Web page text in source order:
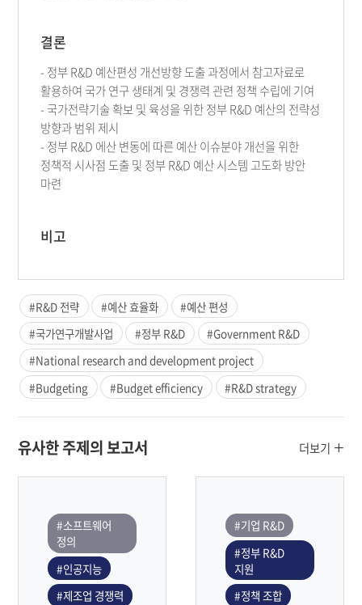
결론
- 정부 R&D 예산편성 개선방향 도출 과정에서 참고자료로
활용하여 국가 연구 생태계 및 경쟁력 관련 정책 수립에 기여
- 국가전략기술 확보 및 육성을 위한 정부 R&D 예산의 전략성
방향과 범위 제시
- 정부 R&D 에산 변동에 따른 예산 이슈분야 개선을 위한
정책적 시사점 도출 및 정부 R&D 예산 시스템 고도화 방안
마련
비고
#R&D 전략 #예산 효율화
#예산 편성
#국가연구개발사업
#정부 R&D
#Government R&D
#National research and development project
#Budgeting
#Budget efficiency #R&D strategy
유사한 주제의 보고서
#소프트웨어
정의
#인공지능
#제조업 경쟁력
#기업 R&D
#정부 R&D
지원
#정책 조합
더보기